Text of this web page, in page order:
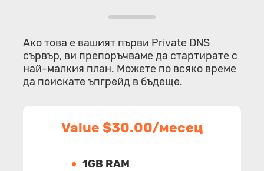
Ако това е вашият първи Private DNS
сървър, ви препоръчваме да стартирате с
най-малкия план. Можете по всяко време
да поискате ъпгрейд в бъдеще.
Value $30.00/месец
1GB RAM